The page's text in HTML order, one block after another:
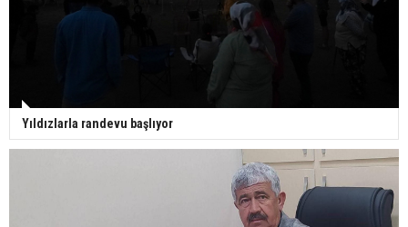
Yıldızlarla randevu başlıyor